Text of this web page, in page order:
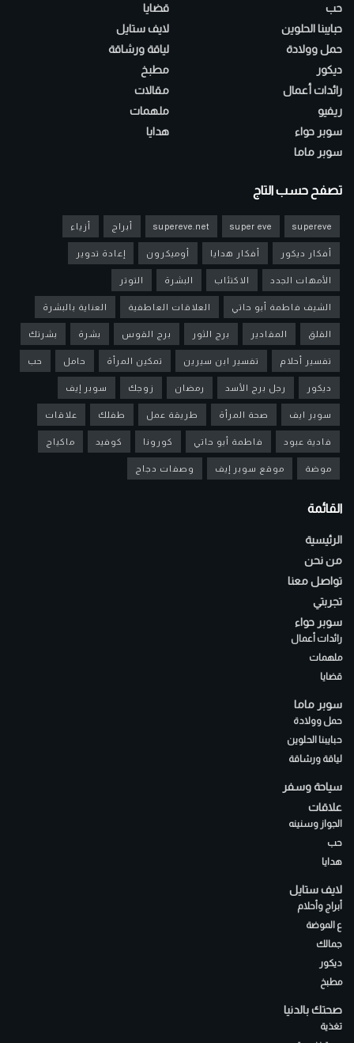
حب
حبايبنا الحلوين
حمل وولادة
ديكور
رائدات أعمال
ريفيو
سوبر حواء
سوبر ماما
قضايا
لايف ستايل
لياقة ورشاقة
مطبخ
مقالات
ملهمات
هدايا
تصفح حسب التاج
supereve
super eve
supereve.net أبراج أزياء
أفكار ديكور أفكار هدايا أوميكرون إعادة تدوير
الأمهات الجدد الاكتئاب البشرة التوتر
الشيف فاطمة أبو حاتي العلاقات العاطفية العناية بالبشرة
القلق المقادير برج الثور برج القوس بشرة بشرتك
تفسير أحلام تفسير ابن سيرين تمكين المرأة حامل حب
ديكور رجل برج الأسد رمضان زوجك سوبر إيف
سوبر ايف صحة المرأة طريقة عمل طفلك علاقات
فادية عبود فاطمة أبو حاتي كورونا كوفيد ماكياج
موضة موقع سوبر إيف وصفات دجاج
القائمة
الرئيسية
من نحن
تواصل معنا
تجربتي
سوبر حواء
رائدات أعمال
ملهمات
قضايا
سوبر ماما
حمل وولادة
حبايبنا الحلوين
لياقة ورشاقة
سياحة وسفر
علاقات
الجواز وسنينه
حب
هدايا
لايف ستايل
أبراج وأحلام
ع الموضة
جمالك
ديكور
مطبخ
صحتك بالدنيا
تغذية